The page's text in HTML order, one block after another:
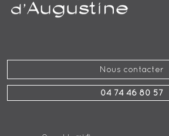
Nous contacter
04 74 46 80 57